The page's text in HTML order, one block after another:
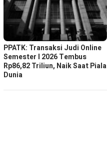
PPATK: Transaksi Judi Online
Semester I 2026 Tembus
Rp86,82 Triliun, Naik Saat Piala
Dunia